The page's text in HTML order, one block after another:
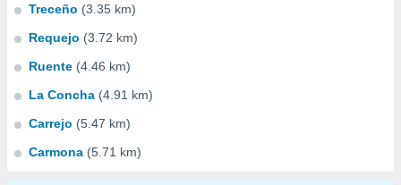
Treceño (3.35 km)
Requejo (3.72 km)
Ruente (4.46 km)
La Concha (4.91 km)
Carrejo (5.47 km)
Carmona (5.71 km)